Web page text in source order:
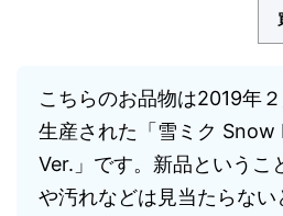
こちらのお品物は2019年
生産された「雪ミク Snow
Ver.」です。新品というこ
や汚れなどは見当たらない